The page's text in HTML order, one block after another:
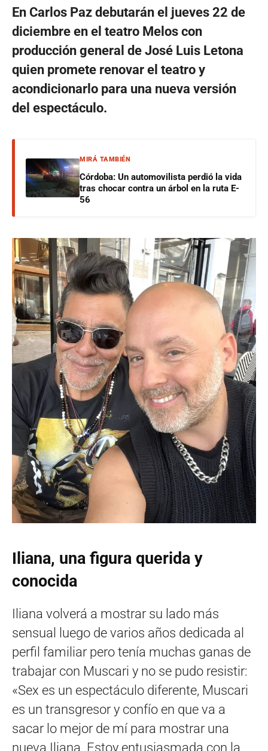
En Carlos Paz debutarán el jueves 22 de
diciembre en el teatro Melos con
producción general de José Luis Letona
quien promete renovar el teatro y
acondicionarlo para una nueva versión
del espectáculo.
MIRÁ TAMBIÉN
Córdoba: Un automovilista perdió la vida
tras chocar contra un árbol en la ruta E-
56
Iliana, una figura querida y
conocida
Iliana volverá a mostrar su lado más
sensual luego de varios años dedicada al
perfil familiar pero tenía muchas ganas de
trabajar con Muscari y no se pudo resistir:
«Sex es un espectáculo diferente, Muscari
es un transgresor y confío en que va a
sacar lo mejor de mí para mostrar una
nueva Iliana. Estoy entusiasmada con la